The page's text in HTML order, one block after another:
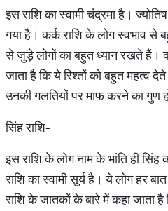
इस राशि का स्वामी चंद्रमा है।
गया है। कर्क राशि के लोग स्वभाव से
से जुड़े लोगों का बहुत ध्यान रखते हैं।
जाता है कि ये रिश्तों को बहुत महत्व
उनकी गलतियों पर माफ करने का गुण
सिंह राशि-
इस राशि के लोग नाम के भांति ही
राशि का स्वामी सूर्य है। ये लोग हर
राशि के जातकों के बारे में कहा जाता